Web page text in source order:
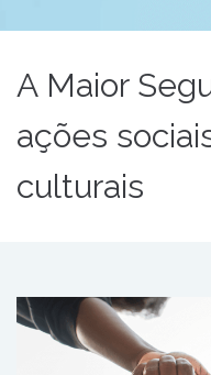
A Maior
ações
culturais